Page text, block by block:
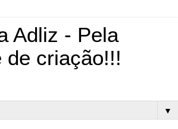
Adliz - Pela
de criação!!!
▼